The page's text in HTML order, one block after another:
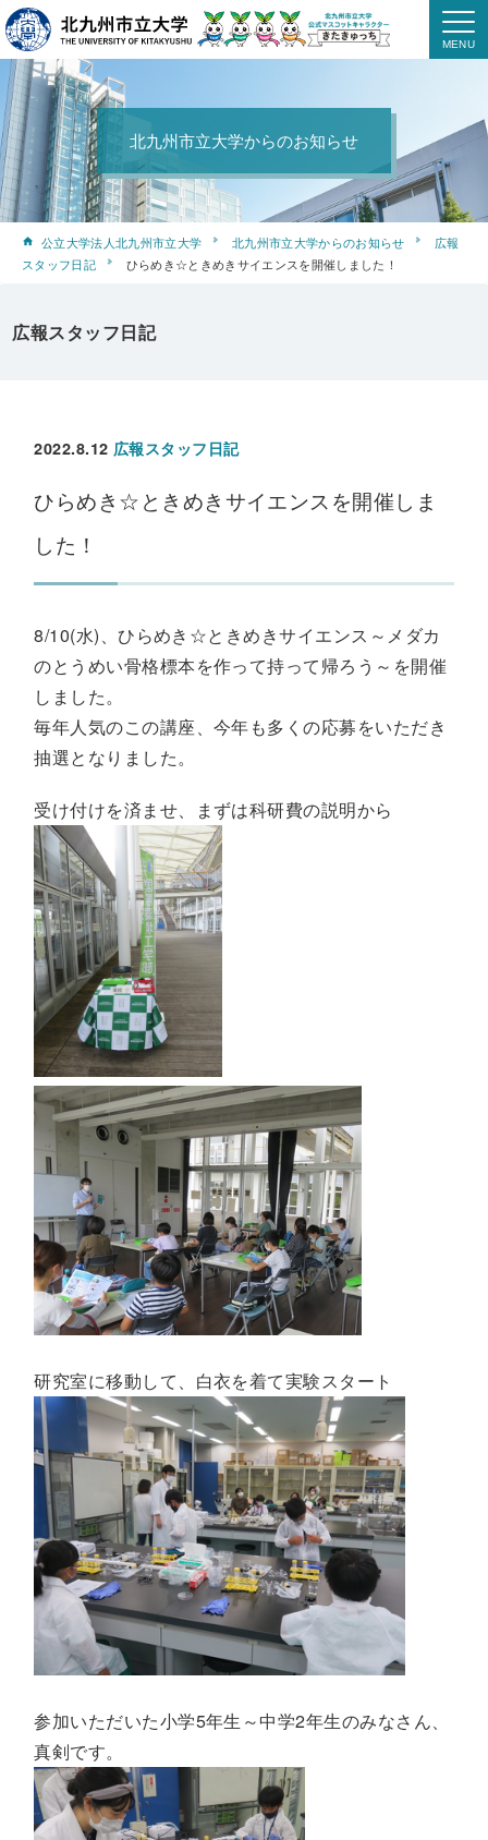
北九州市立大学からのお知らせ
公立大学法人北九州市立大学 北九州市立大学からのお知らせ
広報
スタッフ日記
ひらめき☆ときめきサイエンスを開催しました！
広報スタッフ日記
2022.8.12 広報スタッフ日記
ひらめき☆ときめきサイエンスを開催しま
した！
8/10(水)、ひらめき☆ときめきサイエンス～メダカ
のとうめい骨格標本を作って持って帰ろう～を開催
しました。
毎年人気のこの講座、今年も多くの応募をいただき
抽選となりました。
受け付けを済ませ、まずは科研費の説明から
研究室に移動して、白衣を着て実験スタート
参加いただいた小学5年生～中学2年生のみなさん、
真剣です。